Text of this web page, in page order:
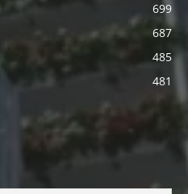
699
687
485
481